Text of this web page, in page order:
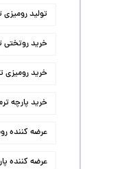
تولید رومیزی
خرید روتختی
خرید رومیزی
خرید پارچه
عرضه کننده
عرضه کننده